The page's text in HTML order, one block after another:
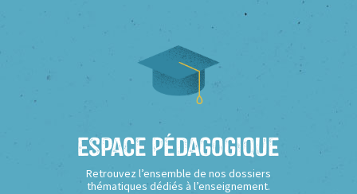
Espace Pédagogique
Retrouvez l’ensemble de nos dossiers
thématiques dédiés à l’enseignement.